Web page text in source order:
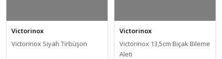
Victorinox
Victorinox Siyah Tirbüşon
Victorinox
Victorinox 13,5cm Bıçak Bileme
Aleti